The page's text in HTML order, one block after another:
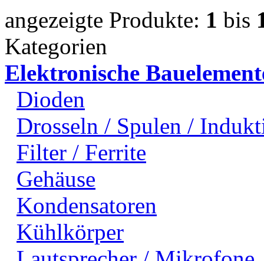
angezeigte Produkte: 1 bis
Kategorien
Elektronische
Dioden
Drosseln / Spulen /
Filter / Ferrite
Gehäuse
Kondensatoren
Kühlkörper